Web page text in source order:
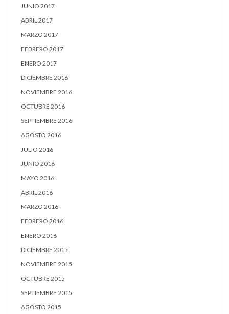
JUNIO 2017
ABRIL 2017
MARZO 2017
FEBRERO 2017
ENERO 2017
DICIEMBRE 2016
NOVIEMBRE 2016
OCTUBRE 2016
SEPTIEMBRE 2016
AGOSTO 2016
JULIO 2016
JUNIO 2016
MAYO 2016
ABRIL 2016
MARZO 2016
FEBRERO 2016
ENERO 2016
DICIEMBRE 2015
NOVIEMBRE 2015
OCTUBRE 2015
SEPTIEMBRE 2015
AGOSTO 2015